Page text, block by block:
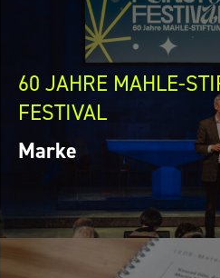
60 JAHRE MAHLE-
FESTIVAL
Marke